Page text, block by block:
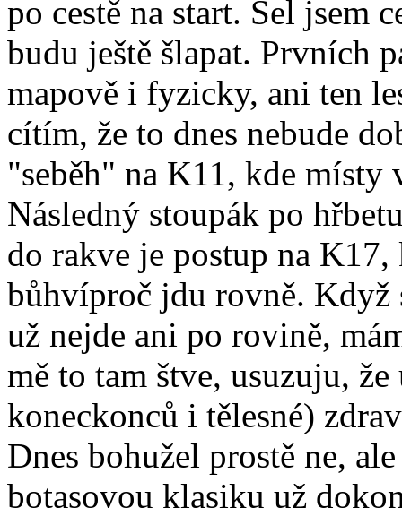
po cestě na start. Šel jsem
budu ještě šlapat. Prvních
mapově i fyzicky, ani ten
cítím, že to dnes nebude
"seběh" na K11, kde místy
Následný stoupák po
do rakve je postup na K17,
bůhvíproč jdu rovně. Když
už nejde ani po rovině,
mě to tam štve, usuzuju,
koneckonců i tělesné)
Dnes bohužel prostě ne,
botasovou klasiku už